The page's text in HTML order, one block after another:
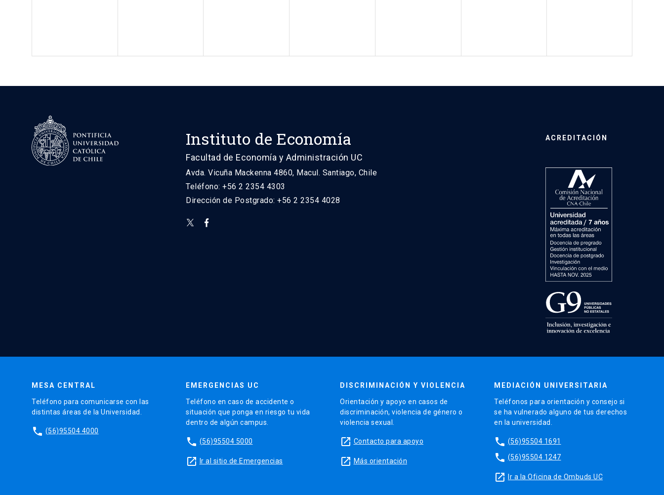
Instituto de Economía
Facultad de Economía y Administración UC
Avda. Vicuña Mackenna 4860, Macul. Santiago, Chile
Teléfono: +56 2 2354 4303
Dirección de Postgrado: +56 2 2354 4028
ACREDITACIÓN
MESA CENTRAL
Teléfono para comunicarse con las
distintas áreas de la Universidad.
phone (56)95504 4000
EMERGENCIAS UC
Teléfono en caso de accidente o
situación que ponga en riesgo tu vida
dentro de algún campus.
phone (56)95504 5000
launch Ir al sitio de Emergencias
DISCRIMINACIÓN Y VIOLENCIA
Orientación y apoyo en casos de
discriminación, violencia de género o
violencia sexual.
launch Contacto para apoyo
launch Más orientación
MEDIACIÓN UNIVERSITARIA
Teléfonos para orientación y consejo si
se ha vulnerado alguno de tus derechos
en la universidad.
phone (56)95504 1691
phone (56)95504 1247
launch Ir a la Oficina de Ombuds UC